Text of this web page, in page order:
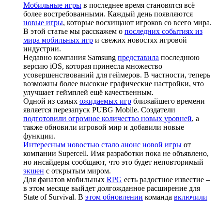
Мобильные игры в последнее время становятся всё
более востребованными. Каждый день появляются
новые игры, которые восхищают игроков со всего мира.
В этой статье мы расскажем о последних событиях из
мира мобильных игр и свежих новостях игровой
индустрии.
Недавно компания Samsung представила последнюю
версию iOS, которая принесла множество
усовершенствований для геймеров. В частности, теперь
возможны более высокие графические настройки, что
улучшает геймплей ещё качественным.
Одной из самых ожидаемых игр ближайшего времени
является перезапуск PUBG Mobile. Создатели
подготовили огромное количество новых уровней, а
также обновили игровой мир и добавили новые
функции.
Интересным новостью стало анонс новой игры от
компании Supercell. Имя разработки пока не объявлено,
но инсайдеры сообщают, что это будет неповторимый
экшен с открытым миром.
Для фанатов мобильных RPG есть радостное известие –
в этом месяце выйдет долгожданное расширение для
State of Survival. В этом обновлении команда включили